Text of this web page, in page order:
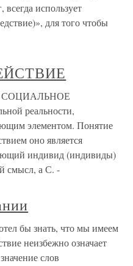
использует
для того чтобы
реальности,
элементом. Понятие
оно является
индивид (индивиды)
смысл, а С. -
бы знать, что мы имеем
неизбежно означает
слов